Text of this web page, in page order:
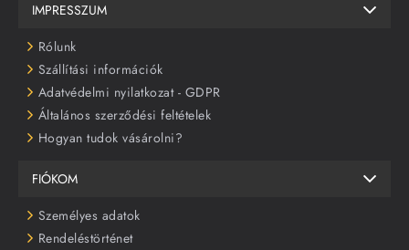
IMPRESSZUM
Rólunk
Szállítási információk
Adatvédelmi nyilatkozat - GDPR
Általános szerződési feltételek
Hogyan tudok vásárolni?
FIÓKOM
Személyes adatok
Rendeléstörténet